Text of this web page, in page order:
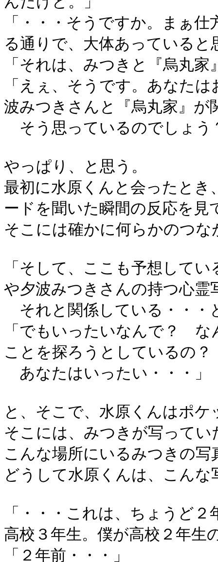
「・・・そうですか。まぁ
る通りで、大体あっていると
「それは、みつきと『烏丸家
「えぇ、そうです。あなた
波みつきさんと『烏丸家』
そう思っているのでしょ
やっぱり、と思う。
最初に水原くんと会ったと
ードを聞いた瞬間の反応を
そこには確かに何らかのつ
「そして、ここも予想して
や夕波みつきさんの持つ心
それと関係している・・・
「でもいったいなんで？ な
ことを探ろうとしているの？
あなたはいったい・・・」
と、そこで、水原くんはポ
そこには、みつきが写って
こんな場所にいるみつきの写
どうして水原くんは、こん
「・・・これは、ちょうど
高校３年生。僕が高校２年生
「２年前・・・」